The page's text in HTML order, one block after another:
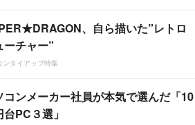
、自ら描いた”レトロ
ーチャー”
ンタイアップ特集
コンメーカー社員が本気で選んだ「10
PC３選」